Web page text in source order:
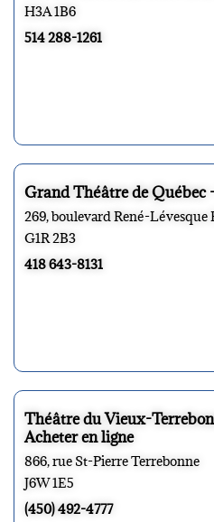
H3A 1B6
514 288-1261
Grand Théâtre de Québec
269, boulevard René-Lévesque
G1R 2B3
418 643-8131
Théâtre du Vieux-
Acheter en ligne
866, rue St-Pierre Terrebonne
J6W 1E5
(450) 492-4777